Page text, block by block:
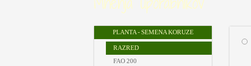
PLANTA - SEMENA KORUZE
RAZRED
FAO 200